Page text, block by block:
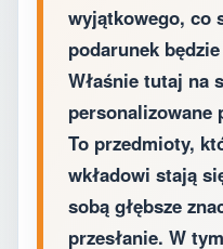
wyjątkowego, co
podarunek
Właśnie tutaj na
personalizowane
To przedmioty,
wkładowi stają
sobą głębsze
przesłanie. W